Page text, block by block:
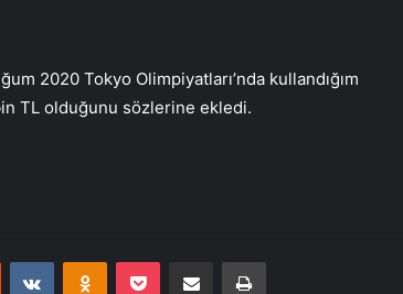
2020 Tokyo Olimpiyatları’nda kullandığım
TL olduğunu sözlerine ekledi.
Reddit VKontakteOdnoklassniki
Pocket E-Posta ile paylaş Yazdır